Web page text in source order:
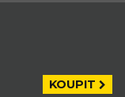
KOUPIT